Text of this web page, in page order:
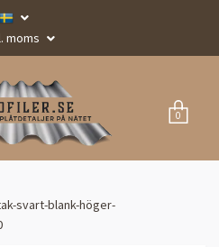
moms
0
svart-blank-höger-